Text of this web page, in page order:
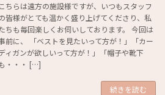
こちらは遠方の施設様ですが、いつもスタッフ
皆様がとても温かく盛り上げてくださり、私
ちも毎回楽しくお伺いしております。 今回は
前に、 「ベストを見たいって方が！」「カー
ィガンが欲しいって方が！」「帽子や靴下
・・・ […]
続きを読む